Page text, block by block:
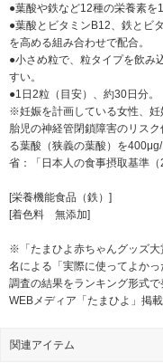
●葉酸や鉄など12種の栄養素を
●葉酸とビタミンB12、鉄とビ
を高める組み合わせで配合。
●小さめ粒で、粒タイプを飲み
すい。
●1日2粒（目安）、約30日分。
※妊娠を計画している女性、妊
胎児の神経管閉鎖障害のリス
る葉酸（狭義の葉酸）を
省：「日本人の食事摂取基準
[栄養機能食品（鉄）]
[着色料 無添加]
※「たまひよ赤ちゃんグッズ
名による「実際に使ってよか
調査の結果をランキング形式
WEBメディア「たまひよ」掲載
関連アイテム